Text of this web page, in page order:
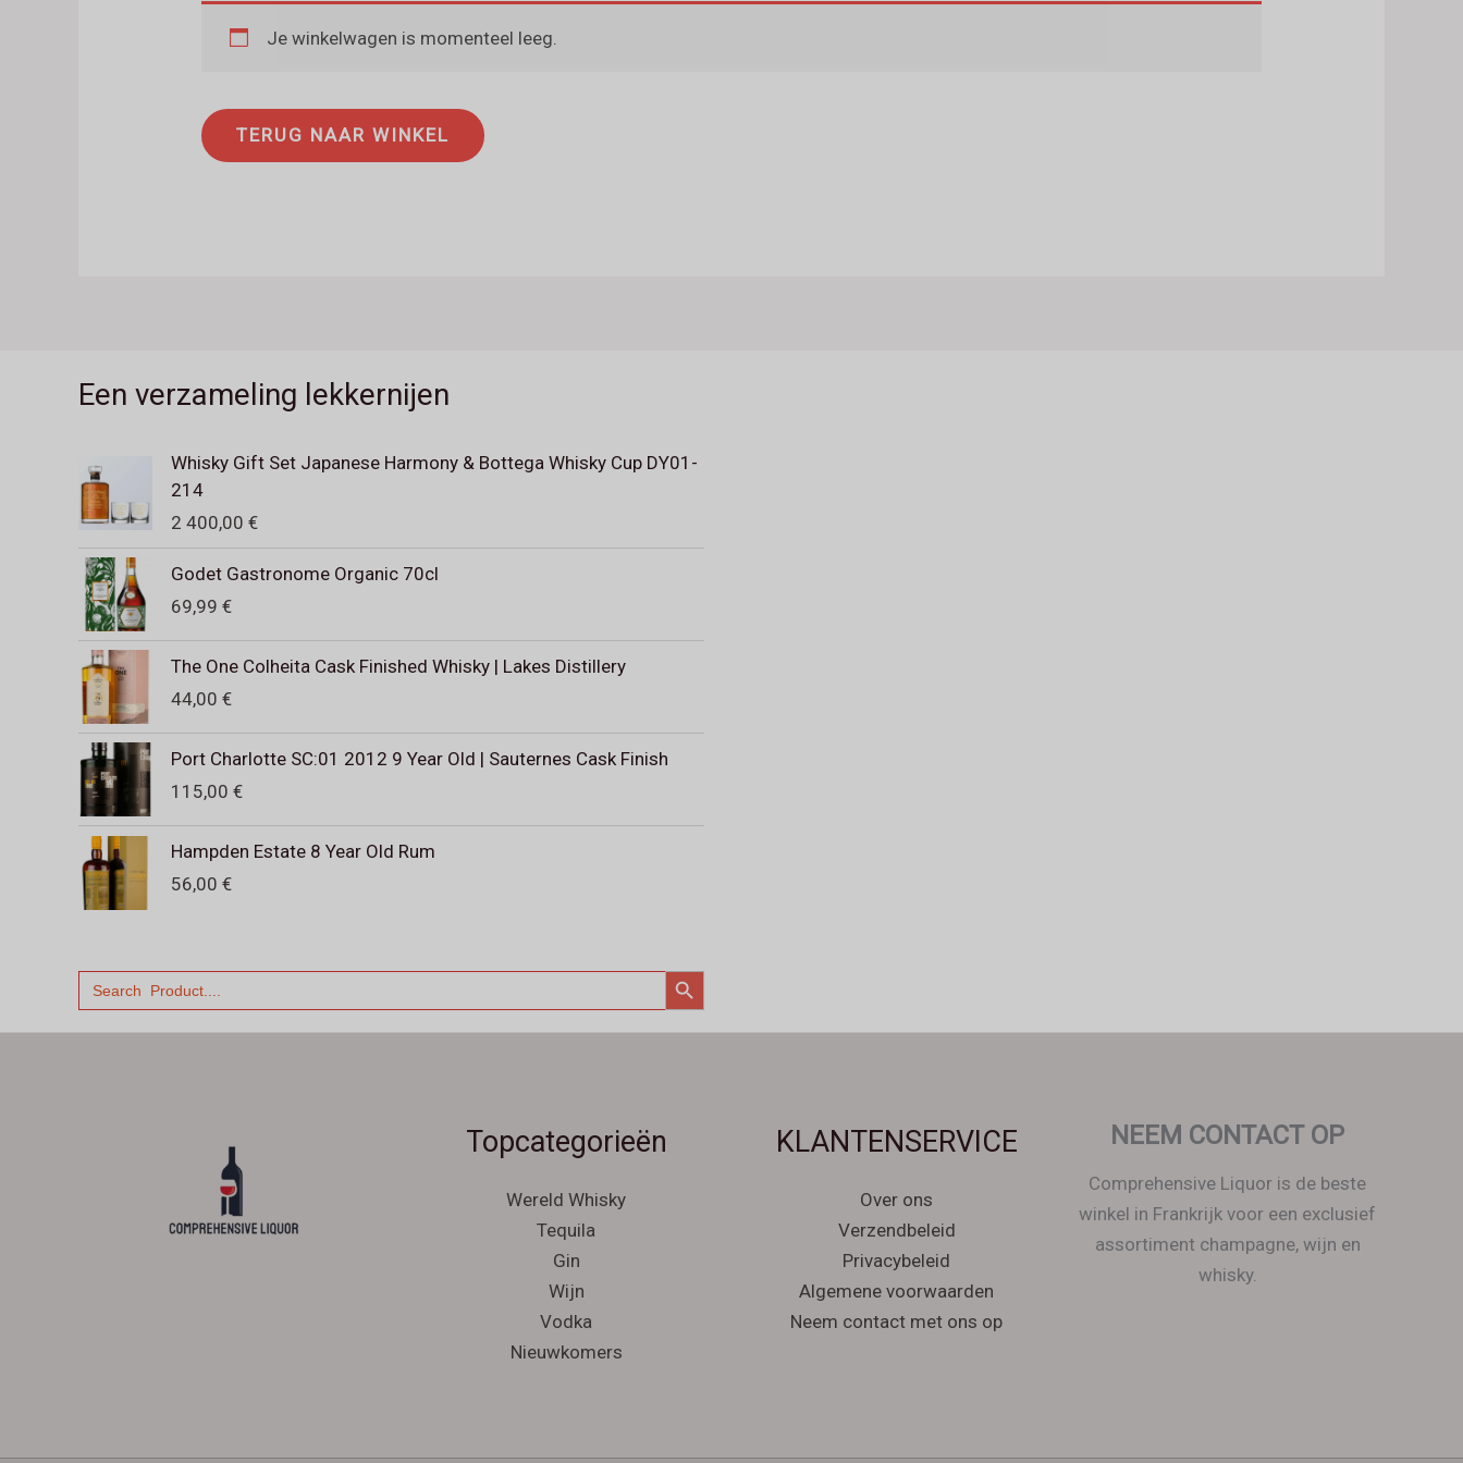
Je winkelwagen is momenteel leeg.
TERUG NAAR WINKEL
Een verzameling lekkernijen
Whisky Gift Set Japanese Harmony & Bottega Whisky Cup DY01-
214
2 400,00 €
Godet Gastronome Organic 70cl
69,99 €
The One Colheita Cask Finished Whisky | Lakes Distillery
44,00 €
Port Charlotte SC:01 2012 9 Year Old | Sauternes Cask Finish
115,00 €
Hampden Estate 8 Year Old Rum
56,00 €
Zoek
naar:
ZOEKKNOP
Topcategorieën
Wereld Whisky
Tequila
Gin
Wijn
Vodka
Nieuwkomers
KLANTENSERVICE
Over ons
Verzendbeleid
Privacybeleid
Algemene voorwaarden
Neem contact met ons op
NEEM CONTACT OP
Comprehensive Liquor is de beste
winkel in Frankrijk voor een exclusief
assortiment champagne, wijn en
whisky.
Ελληνικά
Magyar
Italiano